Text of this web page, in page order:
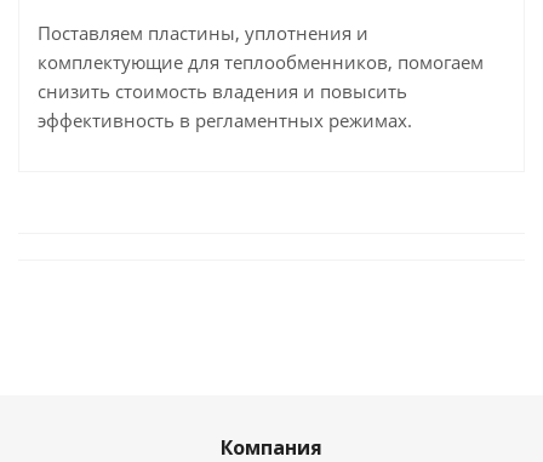
Поставляем пластины, уплотнения и
комплектующие для теплообменников, помогаем
снизить стоимость владения и повысить
эффективность в регламентных режимах.
Компания